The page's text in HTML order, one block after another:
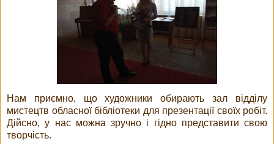
Нам приємно, що художники обирають зал відділу
мистецтв обласної бібліотеки для презентації своїх робіт.
Дійсно, у нас можна зручно і гідно представити свою
творчість.